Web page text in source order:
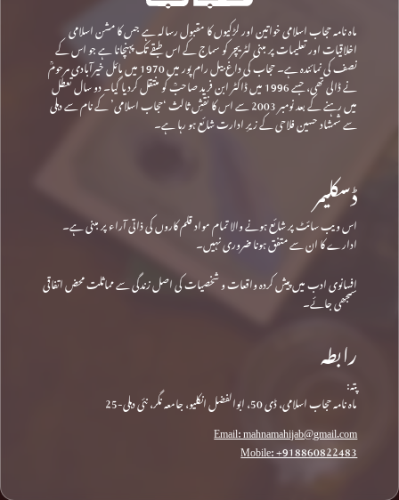
ماہ نامہ حجاب اسلامی خواتین اور لڑکیوں کا مقبول رسالہ ہے جس کا مشن اسلامی
اخلاقیات اور تعلیمات پر مبنی لٹریچر کو سماج کے اس طبقے تک پہنچانا ہے جو اس کے
نصف کی نمائندہ ہے۔ حجاب کی داغ بیل رام پور میں 1970 میں مائل خیرآبادی مرحومؒ
نے ڈالی تھی، جسے 1996 میں ڈاکٹر ابن فرید صاحبؒ کو منتقل کردیا گیا۔ دو سال تعطل
میں رہنے کے بعد نومبر 2003 سے اس کا نقشِ ثالث ‘حجاب اسلامی’ کے نام سے دہلی
سے شمشاد حسین فلاحی کے زیرِ ادارت شائع ہو رہا ہے۔
ڈسکلیمر
اس ویب سائٹ پر شائع ہونے والا تمام مواد قلم کاروں کی ذاتی آراء پر مبنی ہے۔
ادارے کا ان سے متفق ہونا ضروری نہیں۔
افسانوی ادب میں پیش کردہ واقعات و شخصیات کی اصل زندگی سے مماثلت محض اتفاقی
سمجھی جائے۔
رابطہ
پتہ:
ماہ نامہ حجاب اسلامی، ڈی 50، ابوالفضل انکلیو، جامعہ نگر، نئی دہلی-25
Email: mahnamahijab@gmail.com
Mobile: +918860822483